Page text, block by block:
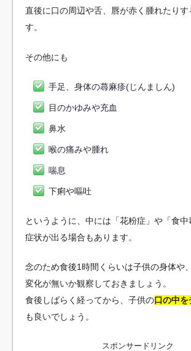
直後に口の周辺や舌、唇が赤く腫れたりす
す。
その他にも
手足、身体の蕁麻疹(じんましん)
目のかゆみや充血
鼻水
喉の痛みや腫れ
喘息
下痢や嘔吐
というように、中には「花粉症」や「食中
症状が出る場合もあります。
念のため食後1時間くらいは子供の身体や
変化が無いか観察しておきましょう。
食後しばらく経ってから、子供の口の中を
も良いでしょう。
スポンサードリンク